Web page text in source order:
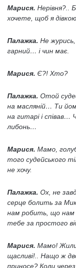
Марися. Нерівня?..
хочете, щоб я
Палажка. Не
гарний… і чин має.
Марися. Є?! Хто?
Палажка. Отой
на масляній… Ти
на гитарі і
либонь…
Марися. Мамо,
того судейського
не хочу.
Палажка. Ох, не
серце болить за
нам робить, що нам
тебе за простого
Марися. Мамо! Жили
щасливі!.. Нащо ж
приносе? Коли